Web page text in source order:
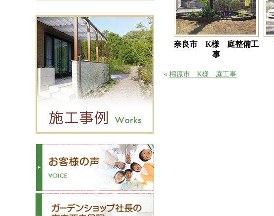
奈良市 K様 庭整備工
事
« 橿原市 K様 庭工事